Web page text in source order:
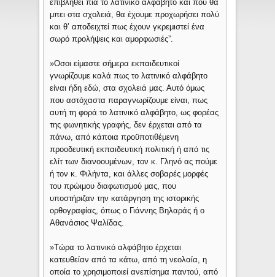
επιβληθεί πια το λατινικό αλφάβητο και που θα
μπει στα σχολειά, θα έχουμε προχωρήσει πολύ
και θ’ αποδειχτεί πως έχουν γκρεμιστεί ένα
σωρό προλήψεις και αμορφωσιές”.
»Οσοι είμαστε σήμερα εκπαιδευτικοί
γνωρίζουμε καλά πως το λατινικό αλφάβητο
είναι ήδη εδώ, στα σχολειά μας. Αυτό όμως
που αστόχαστα παραγνωρίζουμε είναι, πως
αυτή τη φορά το λατινικό αλφάβητο, ως φορέας
της φωνητικής γραφής, δεν έρχεται από τα
πάνω, από κάποια προϋποτιθέμενη
προοδευτική εκπαιδευτική πολιτική ή από τις
ελίτ των διανοουμένων, τον κ. Γληνό ας πούμε
ή τον κ. Φιλήντα, και άλλες σοβαρές μορφές
του πρώιμου διαφωτισμού μας, που
υποστήριζαν την κατάργηση της ιστορικής
ορθογραφίας, όπως ο Γιάννης Βηλαράς ή ο
Αθανάσιος Ψαλίδας.
»Τώρα το λατινικό αλφάβητο έρχεται
κατευθείαν από τα κάτω, από τη νεολαία, η
οποία το χρησιμοποιεί ανεπίσημα παντού, από